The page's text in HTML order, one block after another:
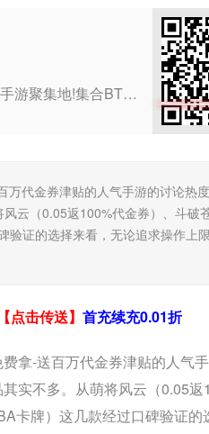
0.01折APP，官网直下，打造热门手游聚集地!集合BT版游戏、折扣手游与H5轻游戏，一网打尽玩家所爱。海量福利礼包，限时领取，助力您游戏更畅快。无论是寻找刺激挑战还是休闲时光，这里都是您的理想之选。
代金券津贴的人气手游的讨论热
云（0.05返100%代金券）、斗破
证的选择来看，无论追求操作上
点击传送】 首充续充0.01折
拿-送百万代金券津贴的人气
实不多。从萌将风云（0.05
卡牌）这几款经过口碑验证